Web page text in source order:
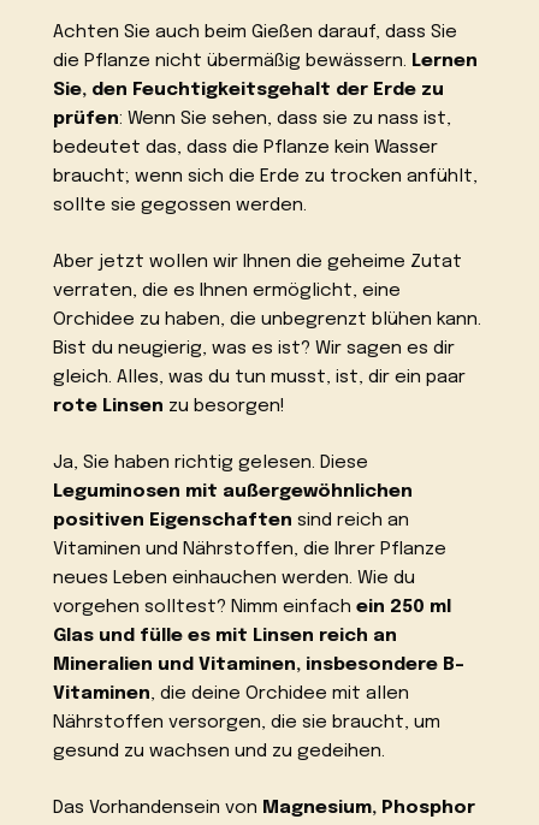
Achten Sie auch beim Gießen darauf, dass Sie
die Pflanze nicht übermäßig bewässern. Lernen
Sie, den Feuchtigkeitsgehalt der Erde zu
prüfen: Wenn Sie sehen, dass sie zu nass ist,
bedeutet das, dass die Pflanze kein Wasser
braucht; wenn sich die Erde zu trocken anfühlt,
sollte sie gegossen werden.
Aber jetzt wollen wir Ihnen die geheime Zutat
verraten, die es Ihnen ermöglicht, eine
Orchidee zu haben, die unbegrenzt blühen kann.
Bist du neugierig, was es ist? Wir sagen es dir
gleich. Alles, was du tun musst, ist, dir ein paar
rote Linsen zu besorgen!
Ja, Sie haben richtig gelesen. Diese
Leguminosen mit außergewöhnlichen
positiven Eigenschaften sind reich an
Vitaminen und Nährstoffen, die Ihrer Pflanze
neues Leben einhauchen werden. Wie du
vorgehen solltest? Nimm einfachein 250 ml
Glas und fülle es mit Linsen reich an
Mineralien und Vitaminen, insbesondere B-
Vitaminen, die deine Orchidee mit allen
Nährstoffen versorgen, die sie braucht, um
gesund zu wachsen und zu gedeihen.
Das Vorhandensein von Magnesium, Phosphor